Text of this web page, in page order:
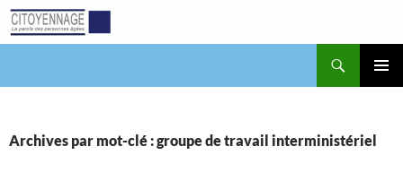
Aller
au
Archives par mot-clé : groupe de travail interministériel